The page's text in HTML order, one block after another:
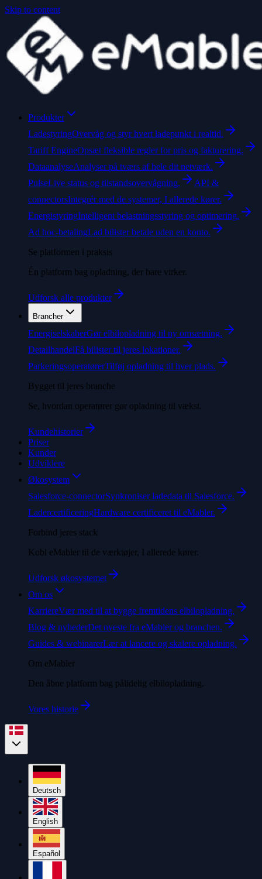
Skip to content
Produkter
LadestyringOvervåg og styr hvert ladepunkt i realtid.
Tariff EngineOpsæt fleksible regler for pris og fakturering.
DataanalyseAnalyser på tværs af hele dit netværk.
PulseLive status og tilstandsovervågning.
API &
connectorsIntegrér med de systemer, I allerede kører.
EnergistyringIntelligent belastningsstyring og optimering.
Ad hoc-betalingLad bilister betale uden en konto.
Se platformen i praksis
Én platform bag opladning, der bare virker.
Udforsk alle produkter
Brancher
EnergiselskaberGør elbilopladning til ny omsætning.
DetailhandelFå bilister til jeres lokationer.
ParkeringsoperatørerTilføj opladning til hver plads.
Bygget til jeres branche
Se, hvordan operatører gør opladning til vækst.
Kundehistorier
Priser
Kunder
Udviklere
Økosystem
Salesforce-connectorSynkroniser ladedata til Salesforce.
LadercertificeringHardware certificeret til eMabler.
Forbind jeres stack
Kobl eMabler til de værktøjer, I allerede kører.
Udforsk økosystemet
Om os
KarriereVær med til at bygge fremtidens elbilopladning.
Blog & nyhederDet nyeste fra eMabler og branchen.
Guides & webinarerLær at lancere og skalere opladning.
Om eMabler
Den åbne platform bag pålidelig elbilopladning.
Vores historie
Deutsch
English
Español